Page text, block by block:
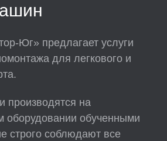
Юг» предлагает услуги
для легкового и
на
оборудовании обученными
строго соблюдают все